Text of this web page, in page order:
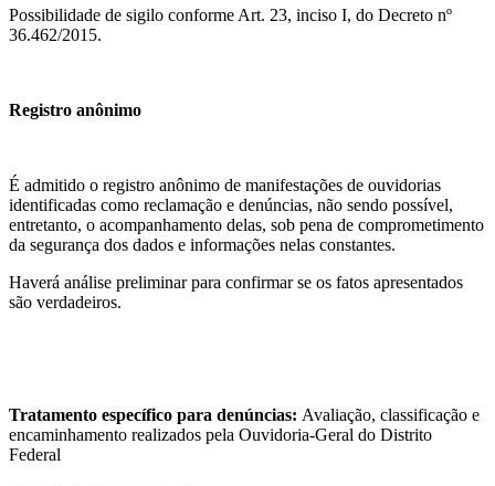
Possibilidade de sigilo conforme Art. 23, inciso I, do Decreto nº
36.462/2015.
Registro anônimo
É admitido o registro anônimo de manifestações de ouvidorias
identificadas como reclamação e denúncias, não sendo possível,
entretanto, o acompanhamento delas, sob pena de comprometimento
da segurança dos dados e informações nelas constantes.
Haverá análise preliminar para confirmar se os fatos apresentados
são verdadeiros.
Tratamento específico para denúncias: Avaliação, classificação e
encaminhamento realizados pela Ouvidoria-Geral do Distrito
Federal